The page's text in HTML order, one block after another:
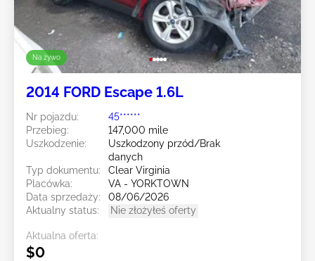
Na żywo
2014 FORD Escape 1.6L
Nr pojazdu:
45******
Przebieg:
147,000 mile
Uszkodzenie:
Uszkodzony przód/Brak
danych
Typ dokumentu:
Clear Virginia
Placówka:
VA - YORKTOWN
Data sprzedaży:
08/06/2026
Aktualny status:
Nie złożyłeś oferty
Aktualna oferta:
$0